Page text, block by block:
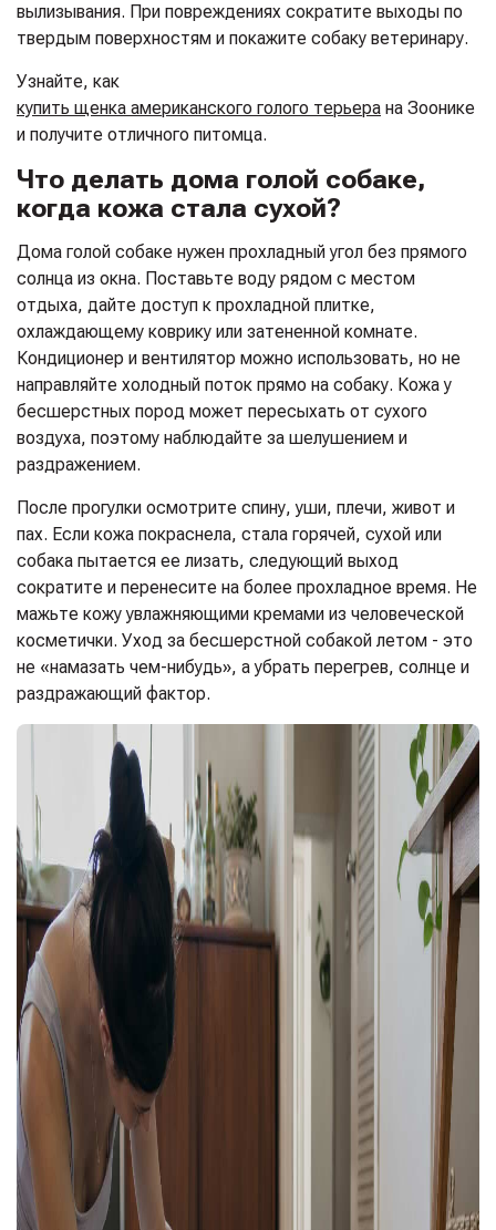
вылизывания. При повреждениях сократите выходы по
твердым поверхностям и покажите собаку ветеринару.
Узнайте, как
купить щенка американского голого терьера на Зоонике
и получите отличного питомца.
Что делать дома голой собаке,
когда кожа стала сухой?
Дома голой собаке нужен прохладный угол без прямого
солнца из окна. Поставьте воду рядом с местом
отдыха, дайте доступ к прохладной плитке,
охлаждающему коврику или затененной комнате.
Кондиционер и вентилятор можно использовать, но не
направляйте холодный поток прямо на собаку. Кожа у
бесшерстных пород может пересыхать от сухого
воздуха, поэтому наблюдайте за шелушением и
раздражением.
После прогулки осмотрите спину, уши, плечи, живот и
пах. Если кожа покраснела, стала горячей, сухой или
собака пытается ее лизать, следующий выход
сократите и перенесите на более прохладное время. Не
мажьте кожу увлажняющими кремами из человеческой
косметички. Уход за бесшерстной собакой летом - это
не «намазать чем-нибудь», а убрать перегрев, солнце и
раздражающий фактор.